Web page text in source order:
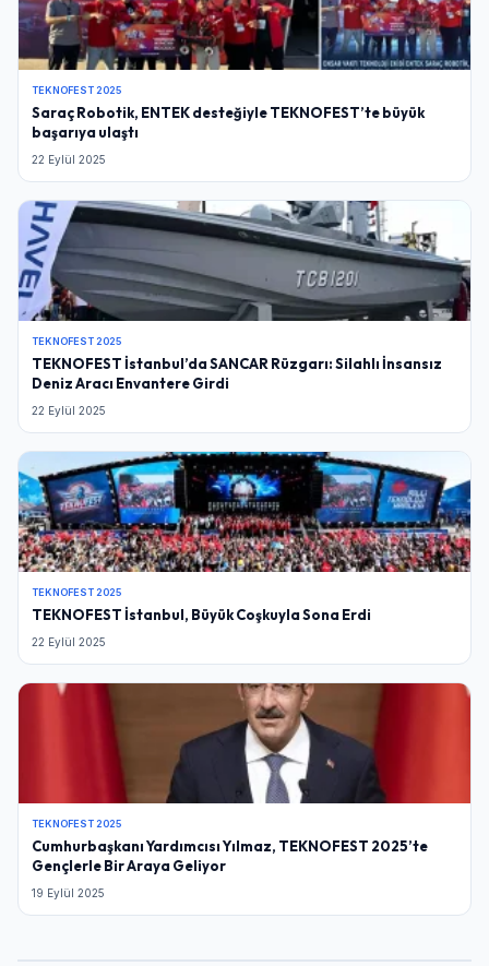
TEKNOFEST 2025
Saraç Robotik, ENTEK desteğiyle TEKNOFEST’te büyük
başarıya ulaştı
22 Eylül 2025
TEKNOFEST 2025
TEKNOFEST İstanbul’da SANCAR Rüzgarı: Silahlı İnsansız
Deniz Aracı Envantere Girdi
22 Eylül 2025
TEKNOFEST 2025
TEKNOFEST İstanbul, Büyük Coşkuyla Sona Erdi
22 Eylül 2025
TEKNOFEST 2025
Cumhurbaşkanı Yardımcısı Yılmaz, TEKNOFEST 2025’te
Gençlerle Bir Araya Geliyor
19 Eylül 2025